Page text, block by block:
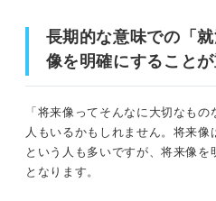
就活の専門家3人に聞
歩んでいる道は違う？
一般企業人の
談を担う野村
長期的な意味での「
像を明確にすること
「将来像ってそんなに大切なも
人もいるかもしれません。将来
という人も多いですが、将来像
となります。
長期的な意味での「就活の
ことが重要
そもそも「将来像」とは？
をチェックしよう
なぜ重要なの？ 将来像を描